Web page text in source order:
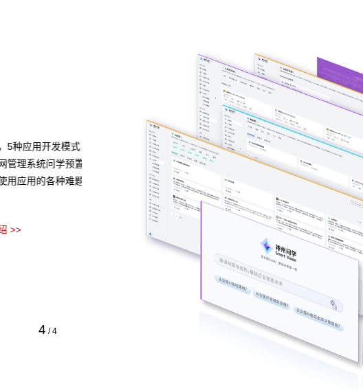
用开发模式，无
系统问学预置了多
用的各种难题。
异构算力统一纳管
模型算力全面优化
亚星管理网平台代理网管理系统问学支持信创/非信创、多品牌CPU
与GPU异构多端算力的统一管理，解决大模型算力技术瓶颈，可根
据模型、芯片类型，弹性调度，提高关键核心算力GPU使用效率。
预约专家咨询 >>
下载亚星管理网平台代理网管理系统问学介绍 >>
4 /4